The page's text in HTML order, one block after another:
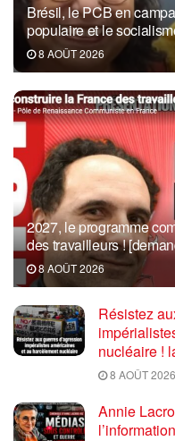
Brésil, le PCB en
populaire et le
8 AOÛT 2026
2027, le programme
des travailleurs !
8 AOÛT 2026
Résistez
nucléaire !
8 AOÛT 2026
Annie